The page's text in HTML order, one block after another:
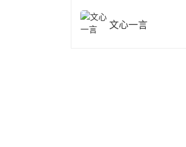
文心一言